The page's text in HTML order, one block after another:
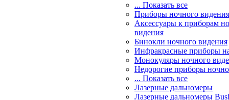
... Показать все
Приборы ночного видения
Аксессуары к приборам
видения
Бинокли ночного видения
Инфракрасные приборы
Монокуляры ночного
Недорогие приборы
... Показать все
Лазерные дальномеры
Лазерные дальномеры